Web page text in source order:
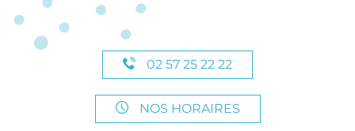
02 57 25 22 22
NOS HORAIRES